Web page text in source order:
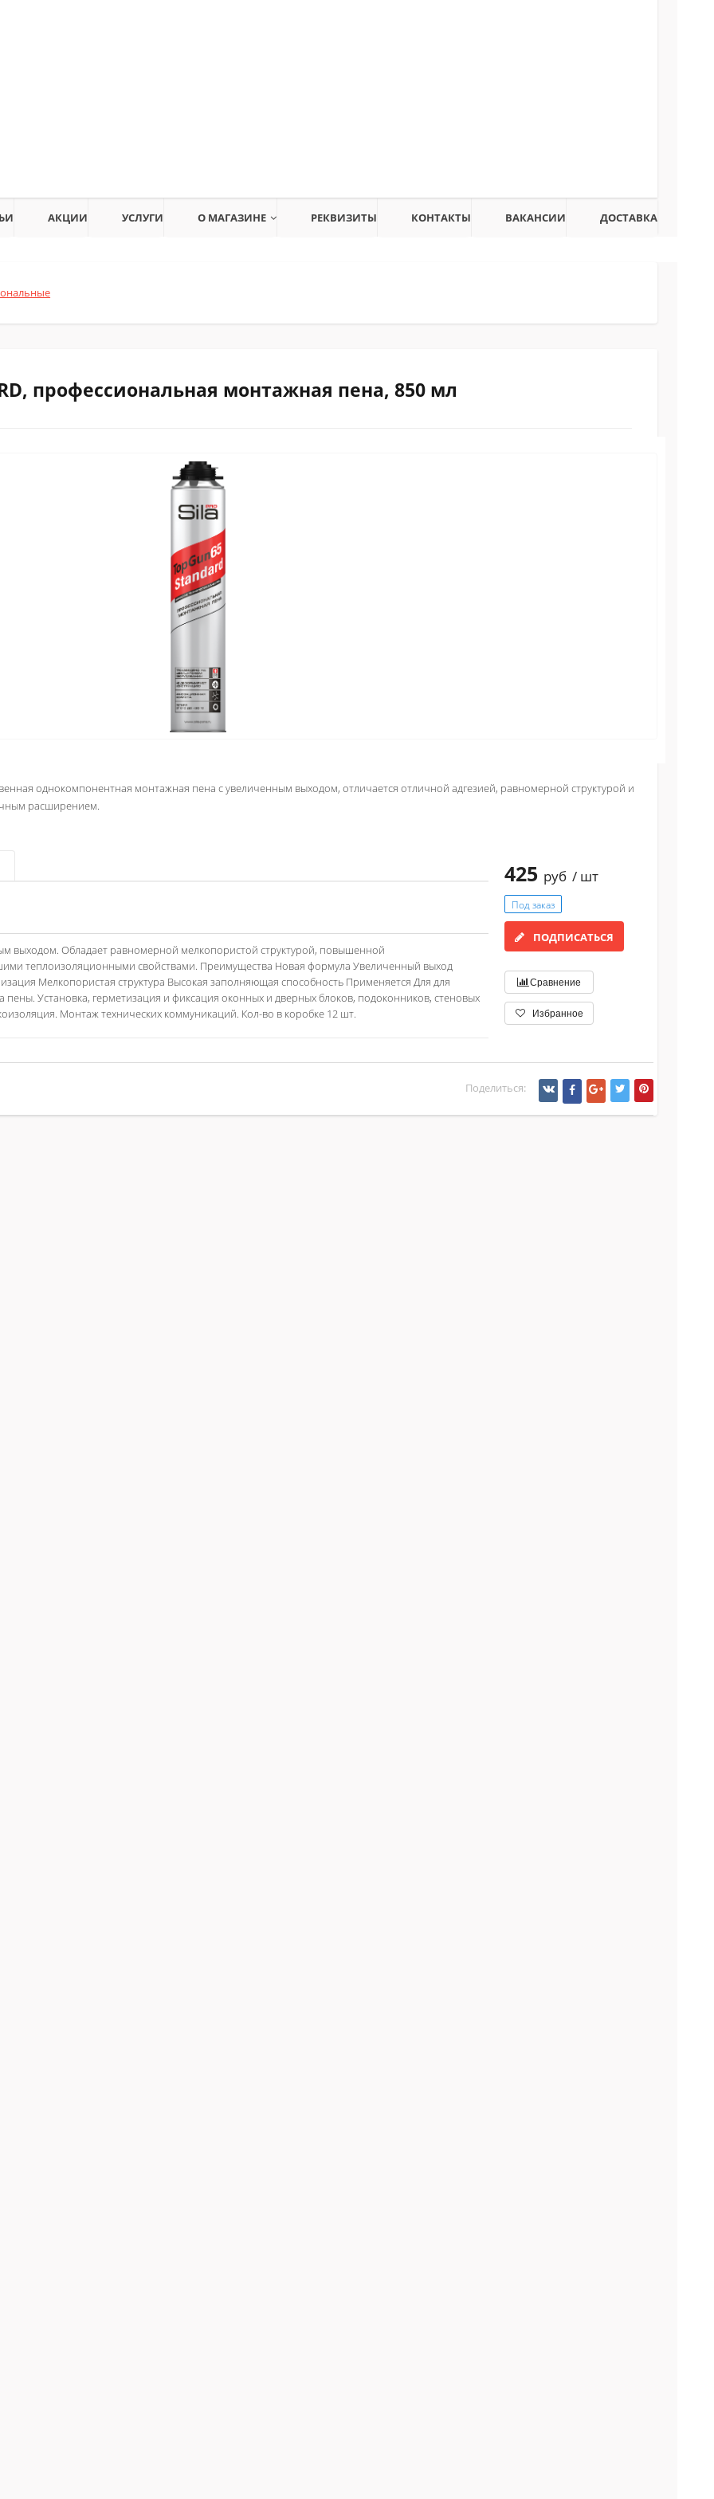
АКЦИИ УСЛУГИ О МАГАЗИНЕ РЕКВИЗИТЫ КОНТАКТЫ ВАКАНСИИ ДОСТАВКА
профессиональная монтажная пена, 850 мл
однокомпонентная монтажная пена с увеличенным выходом, отличается отличной адгезией, равномерной структурой и
расширением.
425 руб / шт
Под заказ
ПОДПИСАТЬСЯ
Сравнение
Избранное
выходом. Обладает равномерной мелкопористой структурой, повышенной
теплоизоляционными свойствами. Преимущества Новая формула Увеличенный выход
Мелкопористая структура Высокая заполняющая способность Применяется Для для
Установка, герметизация и фиксация оконных и дверных блоков, подоконников, стеновых
Монтаж технических коммуникаций. Кол-во в коробке 12 шт.
Поделиться: